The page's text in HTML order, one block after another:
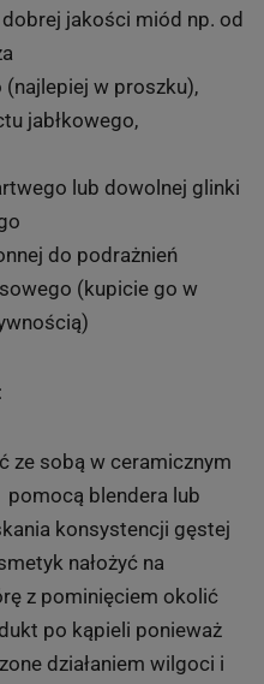
jakości miód np. od
(najlepiej w proszku),
jabłkowego,
lub dowolnej glinki
do podrażnień
(kupicie go w
ze sobą w ceramicznym
pomocą blendera lub
konsystencji gęstej
nałożyć na
z pominięciem okolić
po kąpieli ponieważ
działaniem wilgoci i